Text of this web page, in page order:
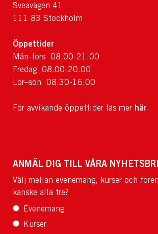
Sveavägen 41
111 83 Stockholm
Öppettider
Mån-tors 08.00-21.00
Fredag 08.00-20.00
Lör–sön 08.30-16.00
För avvikande öppettider läs mer här.
ANMÄL DIG TILL VÅRA
Välj mellan evenemang, kurser och
kanske alla tre?
Evenemang
Kurser